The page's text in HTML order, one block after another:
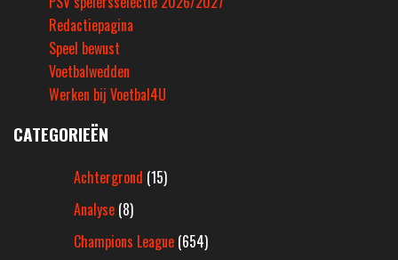
Redactiepagina
Speel bewust
Voetbalwedden
Werken bij Voetbal4U
CATEGORIEËN
Achtergrond (15)
Analyse (8)
Champions League (654)